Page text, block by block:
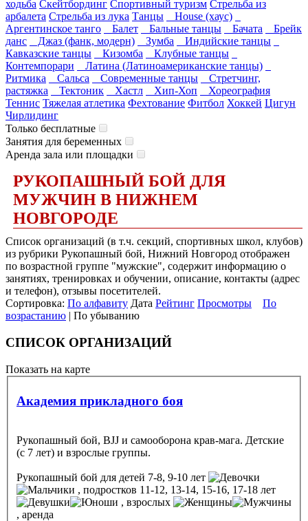
ходьба Скейтбординг Спортивный туризм Стрельба из
арбалета Стрельба из лука Танцы
House (хаус)
Аргентинское танго
Балет Бальные танцы Бачата
Брейк
данс
Джаз (фанк, модерн) Зумба
Индийские танцы
Кавказские танцы
Кизомба
Клубные танцы
Контемпорари
Латина (Латиноамериканские танцы)
Ритмика
Сальса Современные танцы
Стретчинг,
растяжка
Тектоник Хастл Хип-Хоп
Хореография
Теннис Тяжелая атлетика Фехтование Фитбол Хоккей Цигун
Чирлидинг
Только бесплатные
Занятия для беременных
Аренда зала или площадки
РУКОПАШНЫЙ БОЙ ДЛЯ
МУЖЧИН В НИЖНЕМ
НОВГОРОДЕ
Список организаций (в т.ч. секций, спортивных школ, клубов)
из рубрики Рукопашный бой, Нижний Новгород отображен
по возрастной группе "мужские", содержит информацию о
занятиях, тренировках и обучении, описание, контакты (адрес
и телефон), отзывы посетителей.
Сортировка: По алфавиту Дата Рейтинг Просмотры
По
возрастанию | По убыванию
СПИСОК ОРГАНИЗАЦИЙ
Показать на карте
Академия прикладного боя
Рукопашный бой, BJJ и самооборона крав-мага. Детские
(с 7 лет) и взрослые группы.
Рукопашный бой для детей 7-8, 9-10 лет
, подростков 11-12, 13-14, 15-16, 17-18 лет
, взрослых
, аренда